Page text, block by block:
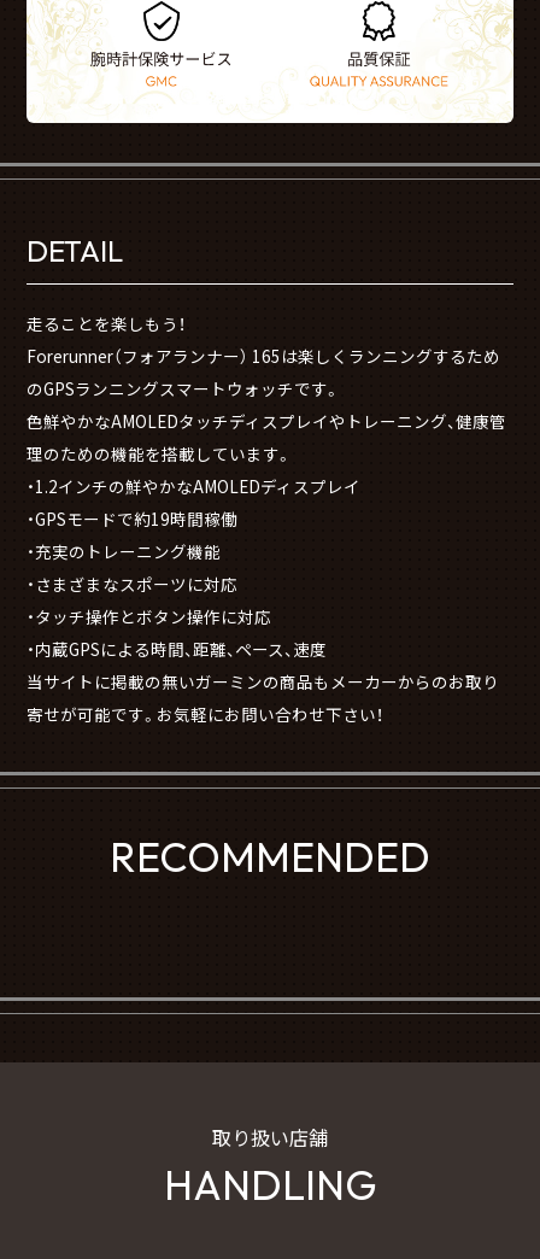
DETAIL
走ることを楽しもう！
Forerunner（フォアランナー） 165は楽しくランニングするため
のGPSランニングスマートウォッチです。
色鮮やかなAMOLEDタッチディスプレイやトレーニング、健康管
理のための機能を搭載しています。
・1.2インチの鮮やかなAMOLEDディスプレイ
・GPSモードで約19時間稼働
・充実のトレーニング機能
・さまざまなスポーツに対応
・タッチ操作とボタン操作に対応
・内蔵GPSによる時間、距離、ペース、速度
当サイトに掲載の無いガーミンの商品もメーカーからのお取り
寄せが可能です。お気軽にお問い合わせ下さい！
RECOMMENDED
取り扱い店舗
HANDLING